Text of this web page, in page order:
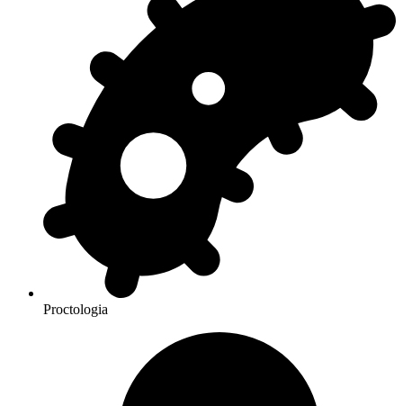
Proctologia